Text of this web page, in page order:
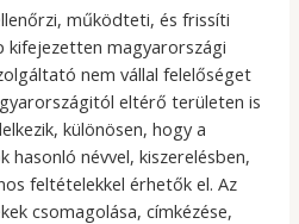
működteti, és frissíti
kifejezetten magyarországi
nem vállal felelőséget
eltérő területen is
különösen, hogy a
hasonló névvel, kiszerelésben,
feltételekkel érhetők el. Az
csomagolása, címkézése,